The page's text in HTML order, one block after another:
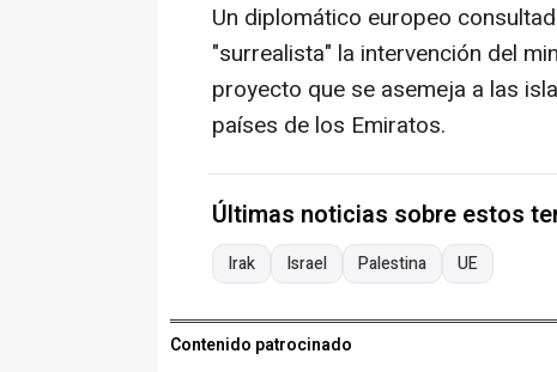
Un diplomático europeo
"surrealista" la intervención del
proyecto que se asemeja a las
países de los Emiratos.
Últimas noticias sobre estos
Irak Israel Palestina UE
Contenido patrocinado